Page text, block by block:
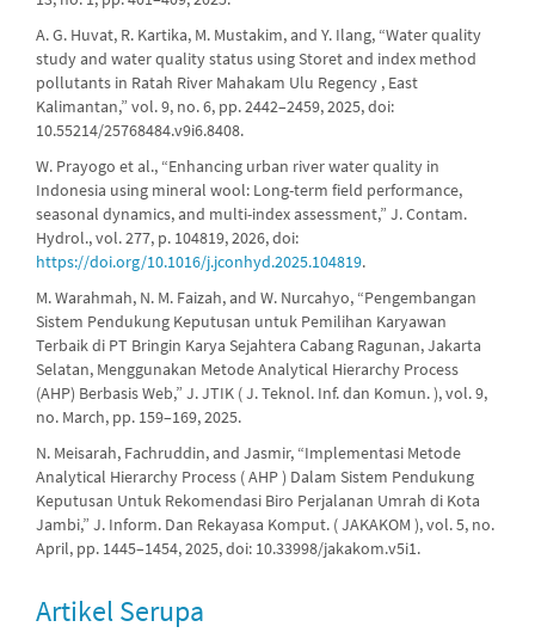
A. G. Huvat, R. Kartika, M. Mustakim, and Y. Ilang, “Water quality
study and water quality status using Storet and index method
pollutants in Ratah River Mahakam Ulu Regency , East
Kalimantan,” vol. 9, no. 6, pp. 2442–2459, 2025, doi:
10.55214/25768484.v9i6.8408.
W. Prayogo et al., “Enhancing urban river water quality in
Indonesia using mineral wool: Long-term field performance,
seasonal dynamics, and multi-index assessment,” J. Contam.
Hydrol., vol. 277, p. 104819, 2026, doi:
https://doi.org/10.1016/j.jconhyd.2025.104819.
M. Warahmah, N. M. Faizah, and W. Nurcahyo, “Pengembangan
Sistem Pendukung Keputusan untuk Pemilihan Karyawan
Terbaik di PT Bringin Karya Sejahtera Cabang Ragunan, Jakarta
Selatan, Menggunakan Metode Analytical Hierarchy Process
(AHP) Berbasis Web,” J. JTIK ( J. Teknol. Inf. dan Komun. ), vol. 9,
no. March, pp. 159–169, 2025.
N. Meisarah, Fachruddin, and Jasmir, “Implementasi Metode
Analytical Hierarchy Process ( AHP ) Dalam Sistem Pendukung
Keputusan Untuk Rekomendasi Biro Perjalanan Umrah di Kota
Jambi,” J. Inform. Dan Rekayasa Komput. ( JAKAKOM ), vol. 5, no.
April, pp. 1445–1454, 2025, doi: 10.33998/jakakom.v5i1.
Artikel Serupa